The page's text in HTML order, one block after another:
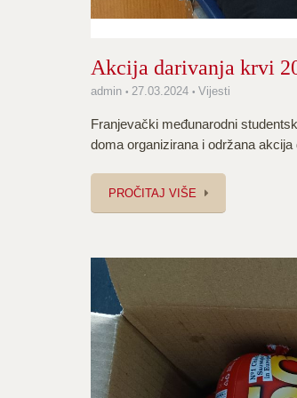
Akcija darivanja krvi
admin 27.03.2024 Vijesti
Franjevački međunarodni
doma organizirana i održana
PROČITAJ VIŠE